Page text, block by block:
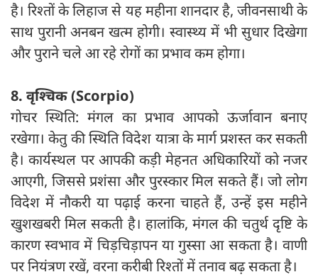
है। रिश्तों के लिहाज से यह महीना शानदार है, जीवनसाथी के
साथ पुरानी अनबन खत्म होगी। स्वास्थ्य में भी सुधार दिखेगा
और पुराने चले आ रहे रोगों का प्रभाव कम होगा।
8. वृश्चिक (Scorpio)
गोचर स्थिति: मंगल का प्रभाव आपको ऊर्जावान बनाए
रखेगा। केतु की स्थिति विदेश यात्रा के मार्ग प्रशस्त कर सकती
है। कार्यस्थल पर आपकी कड़ी मेहनत अधिकारियों को नजर
आएगी, जिससे प्रशंसा और पुरस्कार मिल सकते हैं। जो लोग
विदेश में नौकरी या पढ़ाई करना चाहते हैं, उन्हें इस महीने
खुशखबरी मिल सकती है। हालांकि, मंगल की चतुर्थ दृष्टि के
कारण स्वभाव में चिड़चिड़ापन या गुस्सा आ सकता है। वाणी
पर नियंत्रण रखें, वरना करीबी रिश्तों में तनाव बढ़ सकता है।